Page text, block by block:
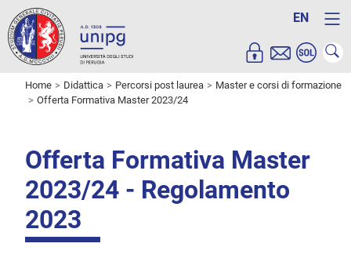
EN
Home Didattica Percorsi post laurea
Master e corsi di formazione
Offerta Formativa Master 2023/24
Offerta Formativa Master
2023/24 - Regolamento
2023